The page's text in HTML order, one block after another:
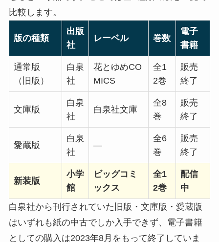
比較します。
版の種類
出版
社
レーベル 巻数
電子
書籍
通常版
（旧版）
白泉
社
花とゆめCO
MICS
全1
2巻
販売
終了
文庫版
白泉
社
白泉社文庫
全8
巻
販売
終了
愛蔵版
白泉
社
―
全6
巻
販売
終了
新装版
小学
館
ビッグコミ
ックス
全1
2巻
配信
中
白泉社から刊行されていた旧版・文庫版・愛蔵版
はいずれも紙の中古でしか入手できず、電子書籍
としての購入は2023年8月をもって終了していま